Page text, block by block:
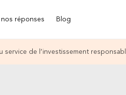
réponses Blog
service de l’investissement